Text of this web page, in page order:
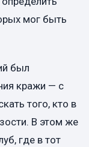
мог быть
был
кражи — с
того, кто в
В этом же
где в тот